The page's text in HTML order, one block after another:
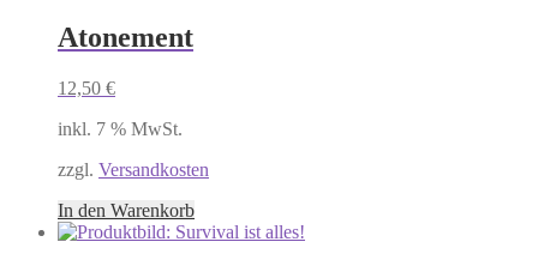
Atonement
12,50 €
inkl. 7 % MwSt.
zzgl. Versandkosten
In den Warenkorb